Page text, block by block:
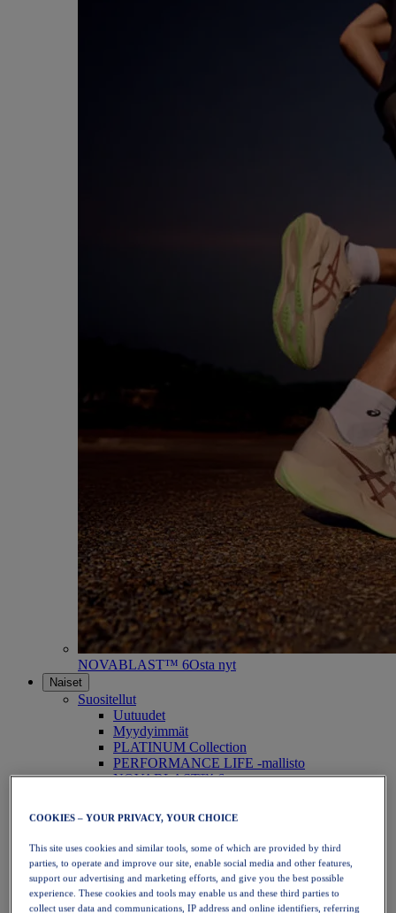
NOVABLAST™ 6Osta nyt
Naiset
Suositellut
Uutuudet
Myydyimmät
PLATINUM Collection
PERFORMANCE LIFE -mallisto
NOVABLAST™ 6
Juoksu
Polkujuoksu
Tennis
Lentopallo
Käsipallo
Padel
Verkkopallo
COOKIES – YOUR PRIVACY, YOUR CHOICE
This site uses cookies and similar tools, some of which are provided by third
parties, to operate and improve our site, enable social media and other features,
support our advertising and marketing efforts, and give you the best possible
experience. These cookies and tools may enable us and these third parties to
collect user data and communications, IP address and online identifiers, referring